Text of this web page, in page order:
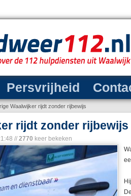
Persvrijheid
Waalwijker rijdt zonder rijbewijs
rijdt zonder rijbewijs
// 2770 keer bekeken